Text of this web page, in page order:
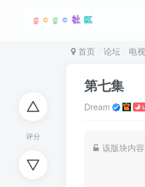
评分
首页 论坛 电
第七集
Dream
该版块内